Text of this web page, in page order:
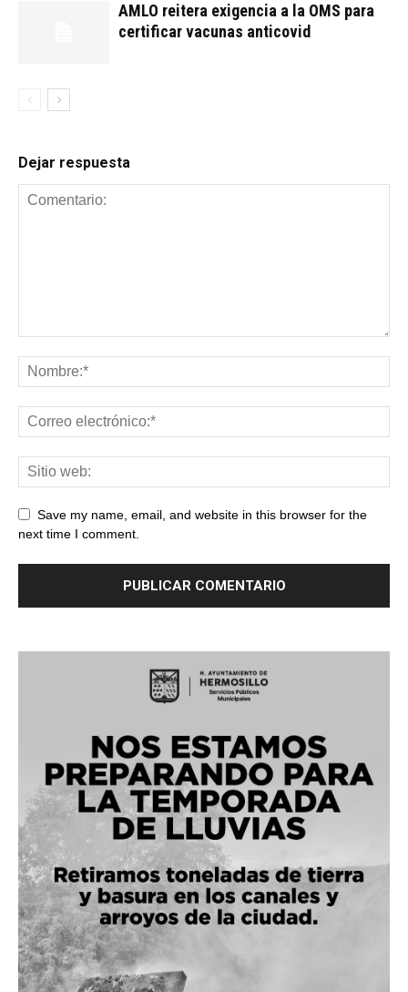
AMLO reitera exigencia a la OMS para
certificar vacunas anticovid
Dejar respuesta
Save my name, email, and website in this browser for the
next time I comment.